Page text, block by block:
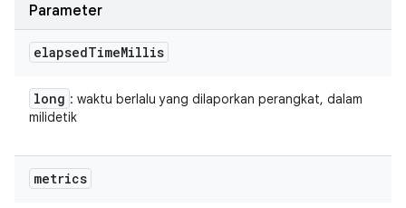
Parameter
elapsedTimeMillis
long : waktu berlalu yang dilaporkan perangkat, dalam
milidetik
metrics